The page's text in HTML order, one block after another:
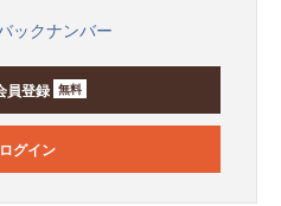
ックナンバー
員登録 無料
ログイン